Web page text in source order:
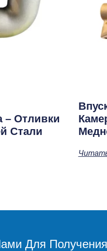
– Отливки
Стали
Для